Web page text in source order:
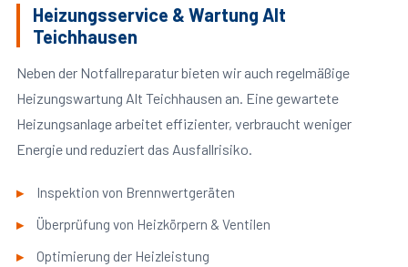
Heizungsservice & Wartung Alt
Teichhausen
Neben der Notfallreparatur bieten wir auch regelmäßige
Heizungswartung Alt Teichhausen an. Eine gewartete
Heizungsanlage arbeitet effizienter, verbraucht weniger
Energie und reduziert das Ausfallrisiko.
Inspektion von Brennwertgeräten
Überprüfung von Heizkörpern & Ventilen
Optimierung der Heizleistung